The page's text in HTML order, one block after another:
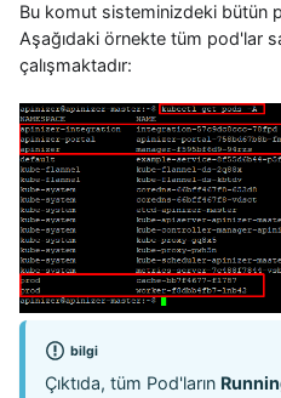
Bu komut sisteminizdeki bütün
Aşağıdaki örnekte tüm pod'lar
çalışmaktadır:
bilgi
Çıktıda, tüm Pod'ların